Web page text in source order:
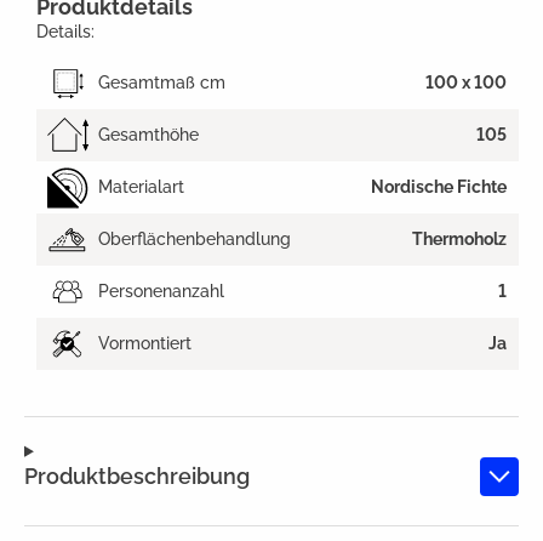
Produktbeschreibung
Produktdetails
Details:
Gesamtmaß cm 100 x 100
Gesamthöhe 105
Materialart Nordische Fichte
Oberflächenbehandlung Thermoholz
Personenanzahl 1
Vormontiert Ja